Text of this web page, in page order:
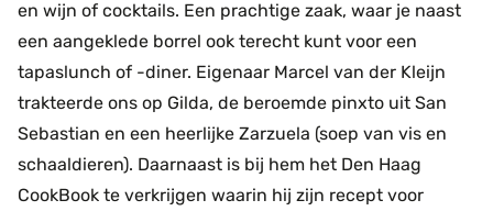
en wijn of cocktails. Een prachtige zaak, waar je naast
een aangeklede borrel ook terecht kunt voor een
tapaslunch of -diner. Eigenaar Marcel van der Kleijn
trakteerde ons op Gilda, de beroemde pinxto uit San
Sebastian en een heerlijke Zarzuela (soep van vis en
schaaldieren). Daarnaast is bij hem het Den Haag
CookBook te verkrijgen waarin hij zijn recept voor